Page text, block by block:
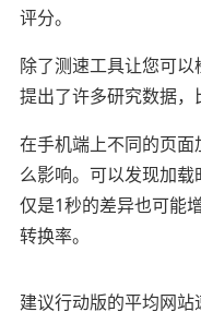
评分。
除了测速工具让您可
提出了许多研究数据，
在手机端上不同的页
么影响。可以发现加
仅是1秒的差异也可能
转换率。
建议行动版的平均网